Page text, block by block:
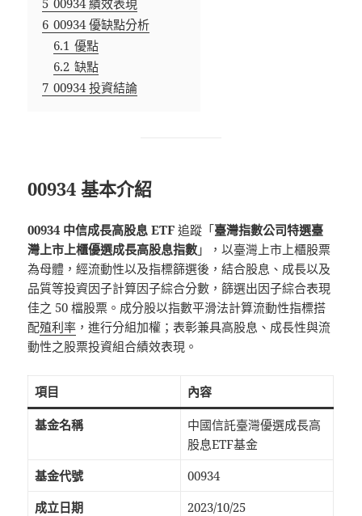
6 00934 優缺點分析
6.1 優點
6.2 缺點
7 00934 投資結論
00934 基本介紹
00934 中信成長高股息 ETF 追蹤「臺灣指數公司特選臺
灣上市上櫃優選成長高股息指數 」，以臺灣上市上櫃股票
為母體，經流動性以及指標篩選後，結合股息、成長以及
品質等投資因子計算因子綜合分數，篩選出因子綜合表現
佳之 50 檔股票。成分股以指數平滑法計算流動性指標搭
配殖利率 ，進行分組加權；表彰兼具高股息、成長性與流
動性之股票投資組合績效表現。
項目 內容
基金名稱
中國信託臺灣優選成長高
股息ETF基金
基金代號
00934
成立日期
2023/10/25